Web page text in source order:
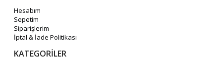
Hesabım
Sepetim
Siparişlerim
İptal & İade Politikası
KATEGORİLER